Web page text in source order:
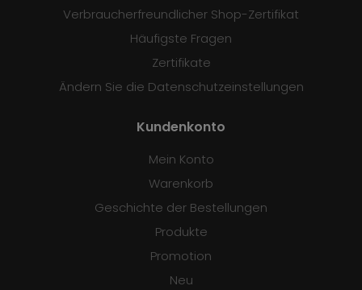
Verbraucherfreundlicher Shop-Zertifikat
Häufigste Fragen
Zertifikate
Ändern Sie die Datenschutzeinstellungen
Kundenkonto
Mein Konto
Warenkorb
Geschichte der Bestellungen
Produkte
Promotion
Neu